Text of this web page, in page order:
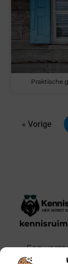
Praktische
« Vorige
Een
een